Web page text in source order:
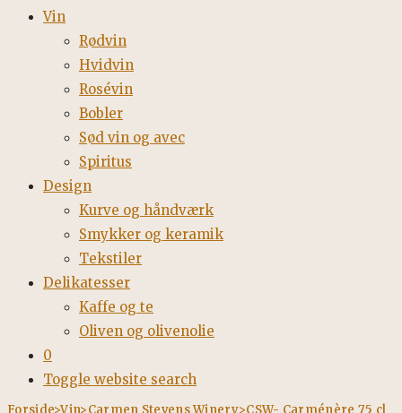
Vin
Rødvin
Hvidvin
Rosévin
Bobler
Sød vin og avec
Spiritus
Design
Kurve og håndværk
Smykker og keramik
Tekstiler
Delikatesser
Kaffe og te
Oliven og olivenolie
0
Toggle website search
Forside>Vin>Carmen Stevens Winery>CSW- Carménère 75 cl